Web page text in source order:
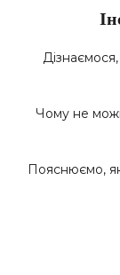
Чому не
Пояснюємо,